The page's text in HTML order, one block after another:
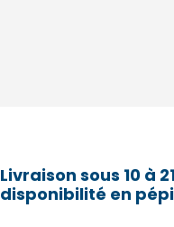
Livraison sous 10 à
disponibilité en